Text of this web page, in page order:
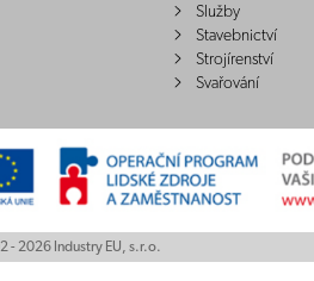
Služby
Stavebnictví
Strojírenství
Svařování
- 2026 Industry EU, s.r.o.